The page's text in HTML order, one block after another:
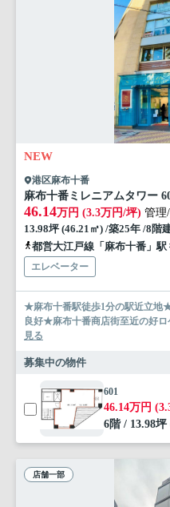
NEW
港区麻布十番
麻布十番ミレニアムタワー
46.14万円 (3.3万円/坪) 管理
13.98坪 (46.21㎡) /築25年 /8階
都営大江戸線「麻布十番」駅
エレベーター
★麻布十番駅徒歩1分の駅近立地
良好★麻布十番商店街至近の好
見る
募集中の物件
601
46.14万円
6階 / 13.98坪
店舗一部